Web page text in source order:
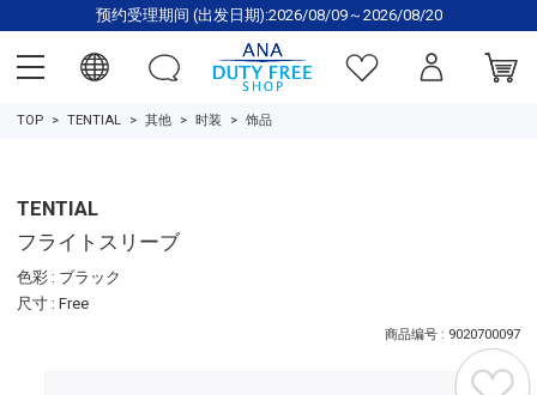
预约受理期间 (出发日期):2026/08/09～2026/08/20
TOP TENTIAL 其他 时装 饰品
TENTIAL
フライトスリーブ
色彩 : ブラック
尺寸 : Free
商品编号 : 9020700097